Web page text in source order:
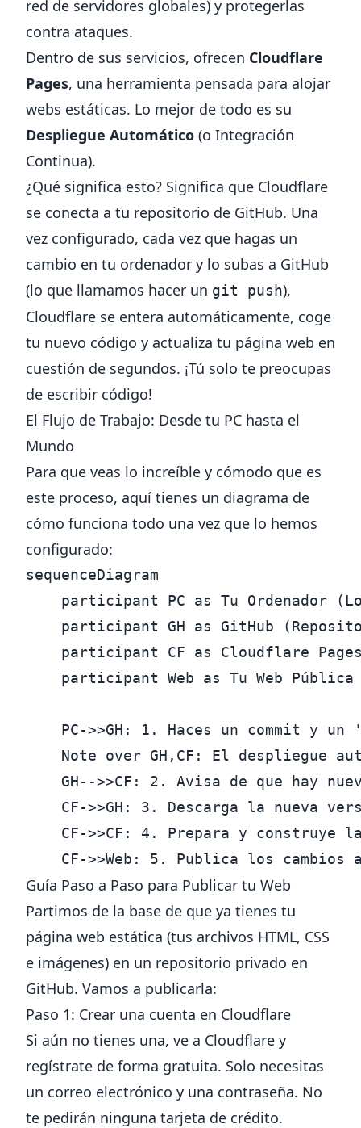
red de servidores globales) y protegerlas
contra ataques.
Dentro de sus servicios, ofrecen Cloudflare
Pages, una herramienta pensada para alojar
webs estáticas. Lo mejor de todo es su
Despliegue Automático (o Integración
Continua).
¿Qué significa esto? Significa que Cloudflare
se conecta a tu repositorio de GitHub. Una
vez configurado, cada vez que hagas un
cambio en tu ordenador y lo subas a GitHub
(lo que llamamos hacer un git push),
Cloudflare se entera automáticamente, coge
tu nuevo código y actualiza tu página web en
cuestión de segundos. ¡Tú solo te preocupas
de escribir código!
El Flujo de Trabajo: Desde tu PC hasta el
Mundo
Para que veas lo increíble y cómodo que es
este proceso, aquí tienes un diagrama de
cómo funciona todo una vez que lo hemos
configurado:
sequenceDiagram
participant PC as Tu Ordenador
participant GH as GitHub
participant CF as Cloudflare
    participant Web as Tu Web Pública
PC->>GH: 1. Haces un commit y un
Note over GH,CF: El despliegue
GH-->>CF: 2. Avisa de que hay
CF->>GH: 3. Descarga la nueva
CF->>CF: 4. Prepara y construye
Guía Paso a Paso para Publicar tu Web
Partimos de la base de que ya tienes tu
página web estática (tus archivos HTML, CSS
e imágenes) en un repositorio privado en
GitHub. Vamos a publicarla:
Paso 1: Crear una cuenta en Cloudflare
Si aún no tienes una, ve a Cloudflare y
regístrate de forma gratuita. Solo necesitas
un correo electrónico y una contraseña. No
te pedirán ninguna tarjeta de crédito.